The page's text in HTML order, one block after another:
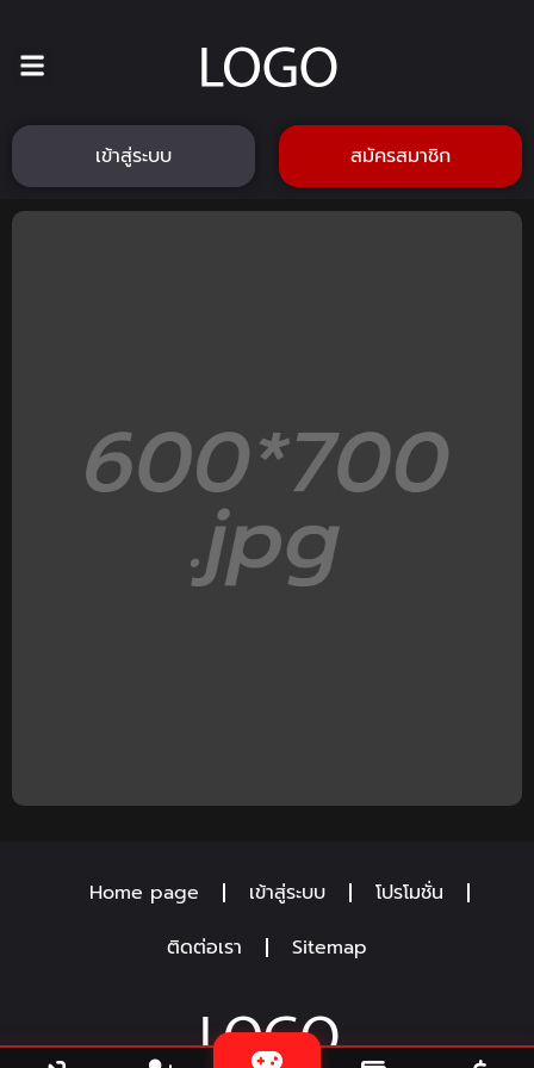
เข้าสู่ระบบ สมัครสมาชิก
Home page เข้าสู่ระบบ
โปรโมชั่น
ติดต่อเรา
Sitemap